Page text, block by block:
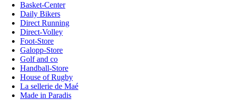
Basket-Center
Daily Bikers
Direct Running
Direct-Volley
Foot-Store
Galopp-Store
Golf and co
Handball-Store
House of Rugby
La sellerie de Maé
Made in Paradis